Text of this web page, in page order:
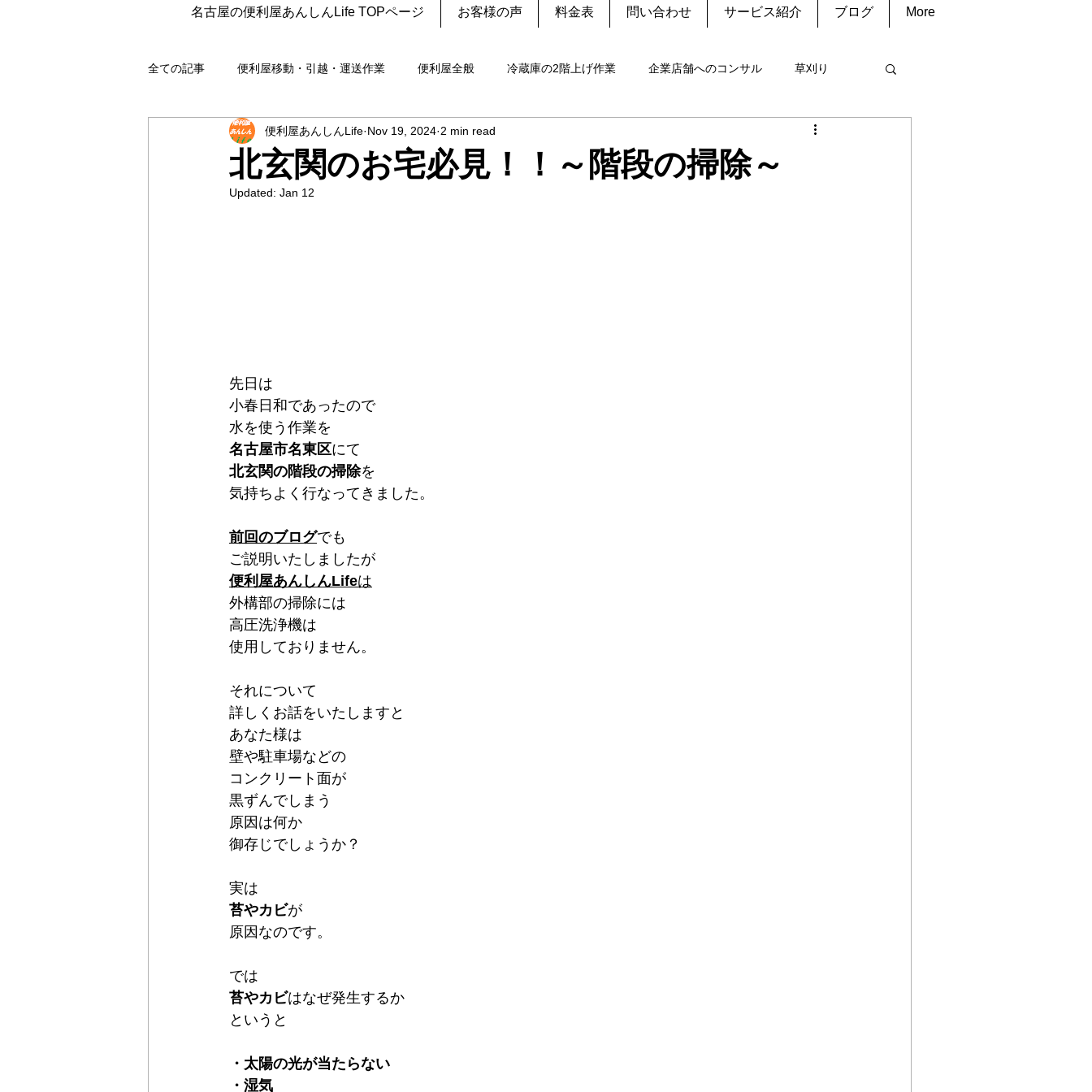
名古屋の便利屋あんしんLife TOPページ お客様の声 料金表 問い合わせ サービス紹介 ブログ More
全ての記事 便利屋移動・引越・運送作業 便利屋全般 冷蔵庫の2階上げ作業 企業店舗へのコンサル 草刈り
組立 分解 撤去 処分 野良猫の見送り
梱包・発送代行
北玄関のお宅必見！！～階段の掃除～
便利屋あんしんLife Nov 19, 2024 2 min read
Updated: Jan 12
先日は
小春日和であったので
水を使う作業を
名古屋市名東区にて
北玄関の階段の掃除を
気持ちよく行なってきました。
前回のブログでも
ご説明いたしましたが
便利屋あんしんLifeは
外構部の掃除には
高圧洗浄機は
使用しておりません。
それについて
詳しくお話をいたしますと
あなた様は
壁や駐車場などの
コンクリート面が
黒ずんでしまう
原因は何か
御存じでしょうか？
実は
苔やカビが
原因なのです。
では
苔やカビはなぜ発生するか
というと
・太陽の光が当たらない
・湿気